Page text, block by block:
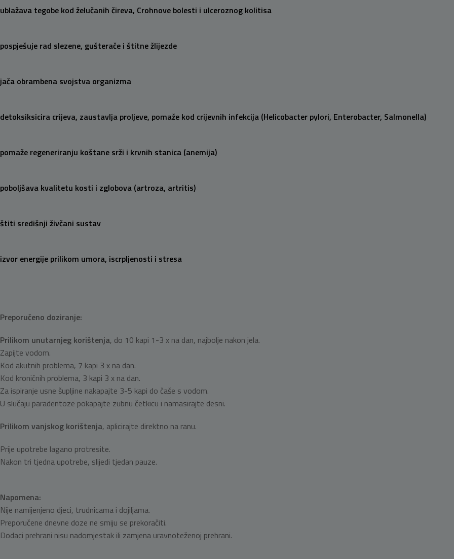
ublažava tegobe kod želučanih čireva, Crohnove bolesti i ulceroznog kolitisa
pospješuje rad slezene, gušterače i štitne žlijezde
jača obrambena svojstva organizma
detoksiksicira crijeva, zaustavlja proljeve, pomaže kod crijevnih infekcija (Helicobacter pylori, Enterobacter, Salmonella)
pomaže regeneriranju koštane srži i krvnih stanica (anemija)
poboljšava kvalitetu kosti i zglobova (artroza, artritis)
štiti središnji živčani sustav
izvor energije prilikom umora, iscrpljenosti i stresa
Preporučeno doziranje:
Prilikom unutarnjeg korištenja, do 10 kapi 1-3 x na dan, najbolje nakon jela.
Zapijte vodom.
Kod akutnih problema, 7 kapi 3 x na dan.
Kod kroničnih problema, 3 kapi 3 x na dan.
Za ispiranje usne šupljine nakapajte 3-5 kapi do čaše s vodom.
U slučaju paradentoze pokapajte zubnu četkicu i namasirajte desni.
Prilikom vanjskog korištenja, aplicirajte direktno na ranu.
Prije upotrebe lagano protresite.
Nakon tri tjedna upotrebe, slijedi tjedan pauze.
Napomena:
Nije namijenjeno djeci, trudnicama i dojiljama.
Preporučene dnevne doze ne smiju se prekoračiti.
Dodaci prehrani nisu nadomjestak ili zamjena uravnoteženoj prehrani.